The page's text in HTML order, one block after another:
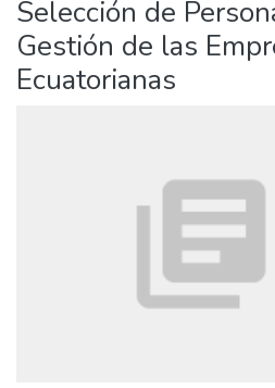
Selección de
Gestión de las
Ecuatorianas